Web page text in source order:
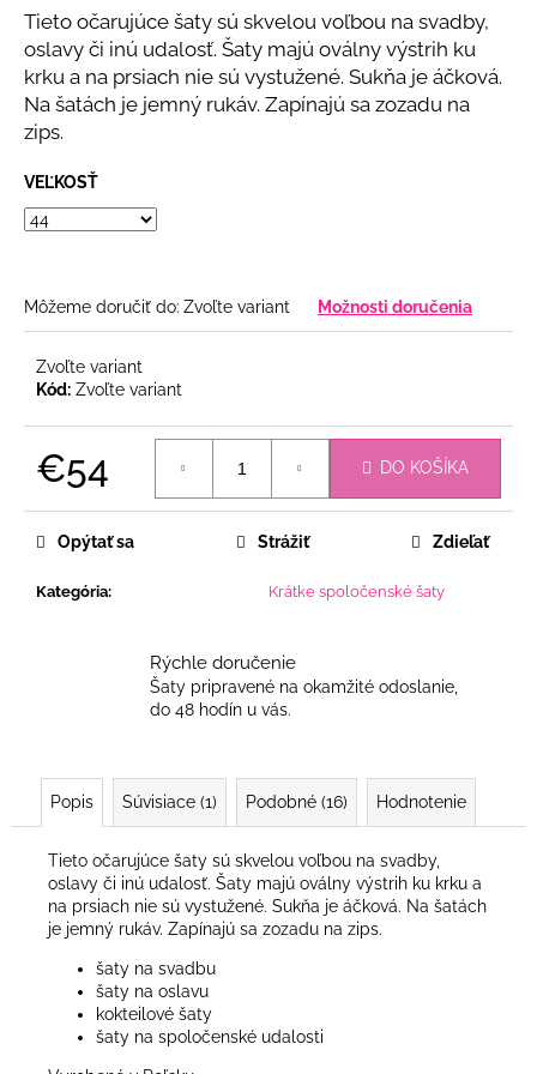
5
hviezdičiek.
Tieto očarujúce šaty sú skvelou voľbou na svadby,
oslavy či inú udalosť. Šaty majú oválny výstrih ku
krku a na prsiach nie sú vystužené. Sukňa je áčková.
Na šatách je jemný rukáv. Zapínajú sa zozadu na
zips.
VEĽKOSŤ
Môžeme doručiť do: Zvoľte variant Možnosti doručenia
Zvoľte variant
Kód: Zvoľte variant
€54 DO KOŠÍKA
Kategória: Krátke spoločenské šaty
Opýtať sa Strážiť Zdieľať
Rýchle doručenie
Šaty pripravené na okamžité odoslanie,
do 48 hodín u vás.
Popis Súvisiace (1) Podobné (16) Hodnotenie
Tieto očarujúce šaty sú skvelou voľbou na svadby,
oslavy či inú udalosť. Šaty majú oválny výstrih ku krku a
na prsiach nie sú vystužené. Sukňa je áčková. Na šatách
je jemný rukáv. Zapínajú sa zozadu na zips.
šaty na svadbu
šaty na oslavu
kokteilové šaty
šaty na spoločenské udalosti
a
m
e
NOHAVICOVÝ
KOMPLET
€69